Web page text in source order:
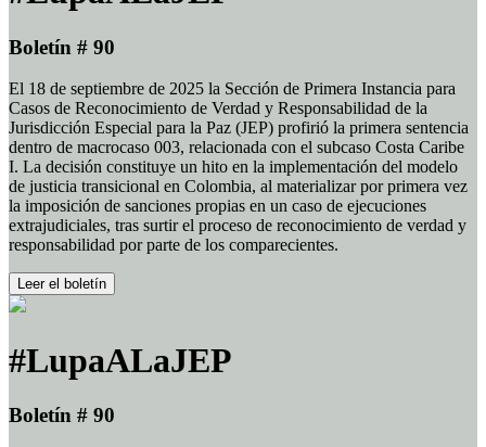
Boletín # 90
El 18 de septiembre de 2025 la Sección de Primera Instancia para
Casos de Reconocimiento de Verdad y Responsabilidad de la
Jurisdicción Especial para la Paz (JEP) profirió la primera sentencia
dentro de macrocaso 003, relacionada con el subcaso Costa Caribe
I. La decisión constituye un hito en la implementación del modelo
de justicia transicional en Colombia, al materializar por primera vez
la imposición de sanciones propias en un caso de ejecuciones
extrajudiciales, tras surtir el proceso de reconocimiento de verdad y
responsabilidad por parte de los comparecientes.
Leer el boletín
#LupaALaJEP
Boletín # 90